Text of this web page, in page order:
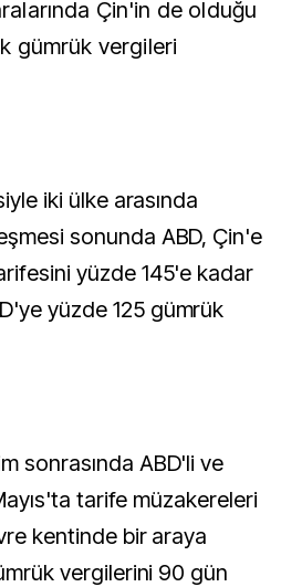
Çin'in de olduğu
gümrük vergileri
iki ülke arasında
sonunda ABD, Çin'e
yüzde 145'e kadar
yüzde 125 gümrük
sonrasında ABD'li ve
tarife müzakereleri
kentinde bir araya
vergilerini 90 gün